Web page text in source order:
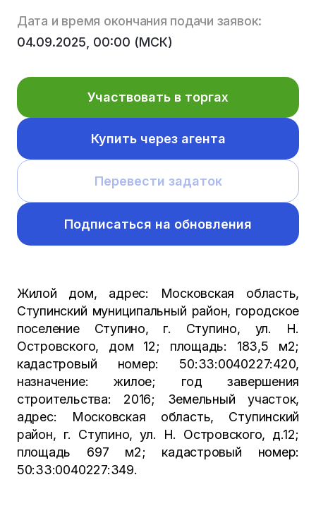
Дата и время окончания подачи заявок:
04.09.2025, 00:00 (МСК)
Участвовать в торгах
Купить через агента
Перевести задаток
Подписаться на обновления
Жилой дом, адрес: Московская область,
Ступинский муниципальный район, городское
поселение Ступино, г. Ступино, ул. Н.
Островского, дом 12; площадь: 183,5 м2;
кадастровый номер: 50:33:0040227:420,
назначение: жилое; год завершения
строительства: 2016; Земельный участок,
адрес: Московская область, Ступинский
район, г. Ступино, ул. Н. Островского, д.12;
площадь 697 м2; кадастровый номер:
50:33:0040227:349.